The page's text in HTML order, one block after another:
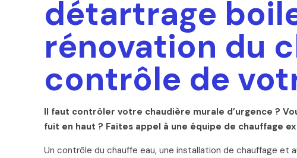
détartrage
rénovation du
contrôle de
Il faut contrôler votre chaudière murale d’urgence ?
fuit en haut ? Faites appel à une équipe de chauffage
Un contrôle du chauffe eau, une installation de chauffage et